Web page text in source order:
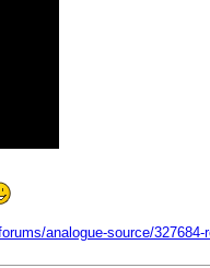
analogue-source/